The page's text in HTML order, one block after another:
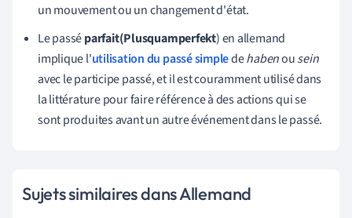
un mouvement ou un changement d'état.
Le passéparfait(Plusquamperfekt) en allemand
implique l'utilisation du passé simpledehabenousein
avec le participe passé, et il est couramment utilisé dans
la littérature pour faire référence à des actions qui se
sont produites avant un autre événement dans le passé.
Sujets similaires dans Allemand